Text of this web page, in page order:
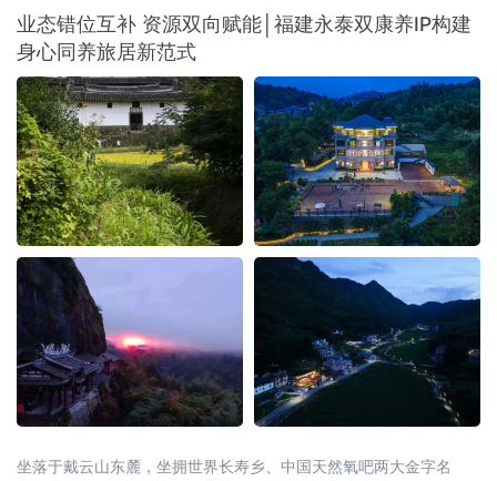
日，西安至十堰高速铁路开通运营，武西高铁实现全线贯通，襄阳
至西安最快旅行时间压缩至1小时41分。据统计，7月份，襄阳东站
前往山西、陕西方向的旅
业态错位互补 资源双向赋能│福建永泰双康养IP构建
身心同养旅居新范式
坐落于戴云山东麓，坐拥世界长寿乡、中国天然氧吧两大金字名